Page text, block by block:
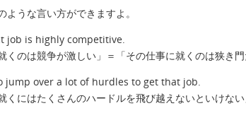
ような言い方ができますよ。
job is highly competitive.
くのは競争が激しい」＝「その仕事に就くのは狭き門
jump over a lot of hurdles to get that job.
くにはたくさんのハードルを飛び越えないといけな